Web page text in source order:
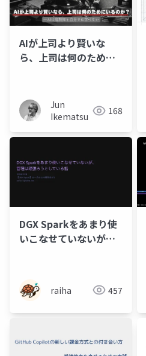
AIが上司より賢いな
ら、上司は何のために
Jun
Ikematsu
168
DGX Sparkをあまり使
いこなせていないが、
raiha 457